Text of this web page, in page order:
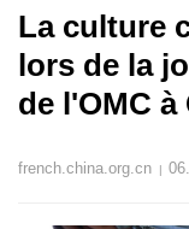
La culture
lors de la
de l'OMC à
french.china.org.cn |